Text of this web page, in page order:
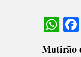
Mutirão